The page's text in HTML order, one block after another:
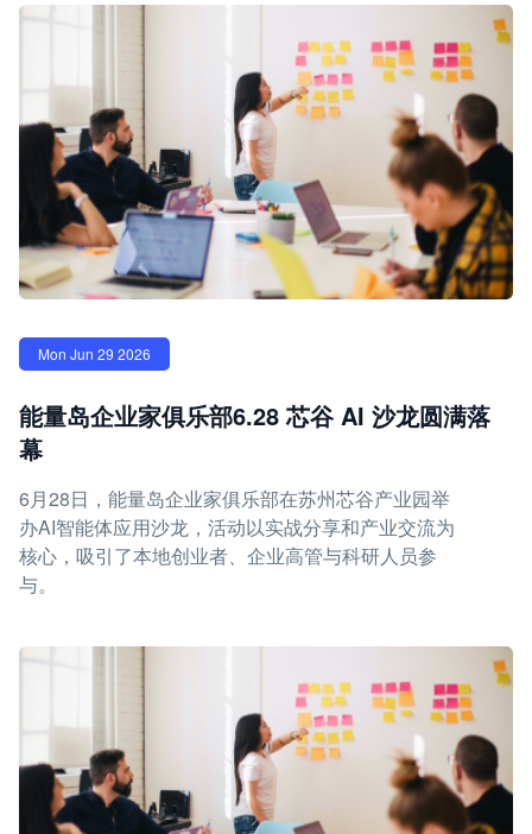
Mon Jun 29 2026
能量岛企业家俱乐部6.28 芯谷 AI 沙龙圆满落
幕
6月28日，能量岛企业家俱乐部在苏州芯谷产业园举
办AI智能体应用沙龙，活动以实战分享和产业交流为
核心，吸引了本地创业者、企业高管与科研人员参
与。